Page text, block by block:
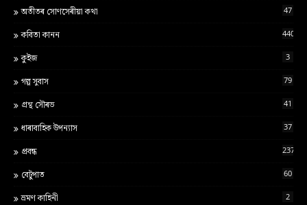
অতীতৰ সোণসেৰীয়া কথা 47
কবিতা কানন 440
কুইজ 3
গল্প সুবাস 79
গ্ৰন্থ স‍ৌৰভ 41
ধাৰাবাহিক উপন্যাস 37
প্ৰবন্ধ 237
বেটুপাত 60
ভ্ৰমণ কাহিনী 2